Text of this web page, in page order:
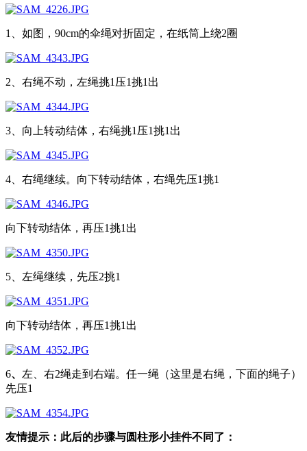
1、如图，90cm的伞绳对折固定，在纸筒上绕2圈
2、右绳不动，左绳挑1压1挑1出
3、向上转动结体，右绳挑1压1挑1出
4、右绳继续。向下转动结体，右绳先压1挑1
向下转动结体，再压1挑1出
5、左绳继续，先压2挑1
向下转动结体，再压1挑1出
6、 左、右2绳走到右端。 任一绳（这里是右绳，下面的绳子）
先压1
友情提示：此后的步骤与圆柱形小挂件不同了：